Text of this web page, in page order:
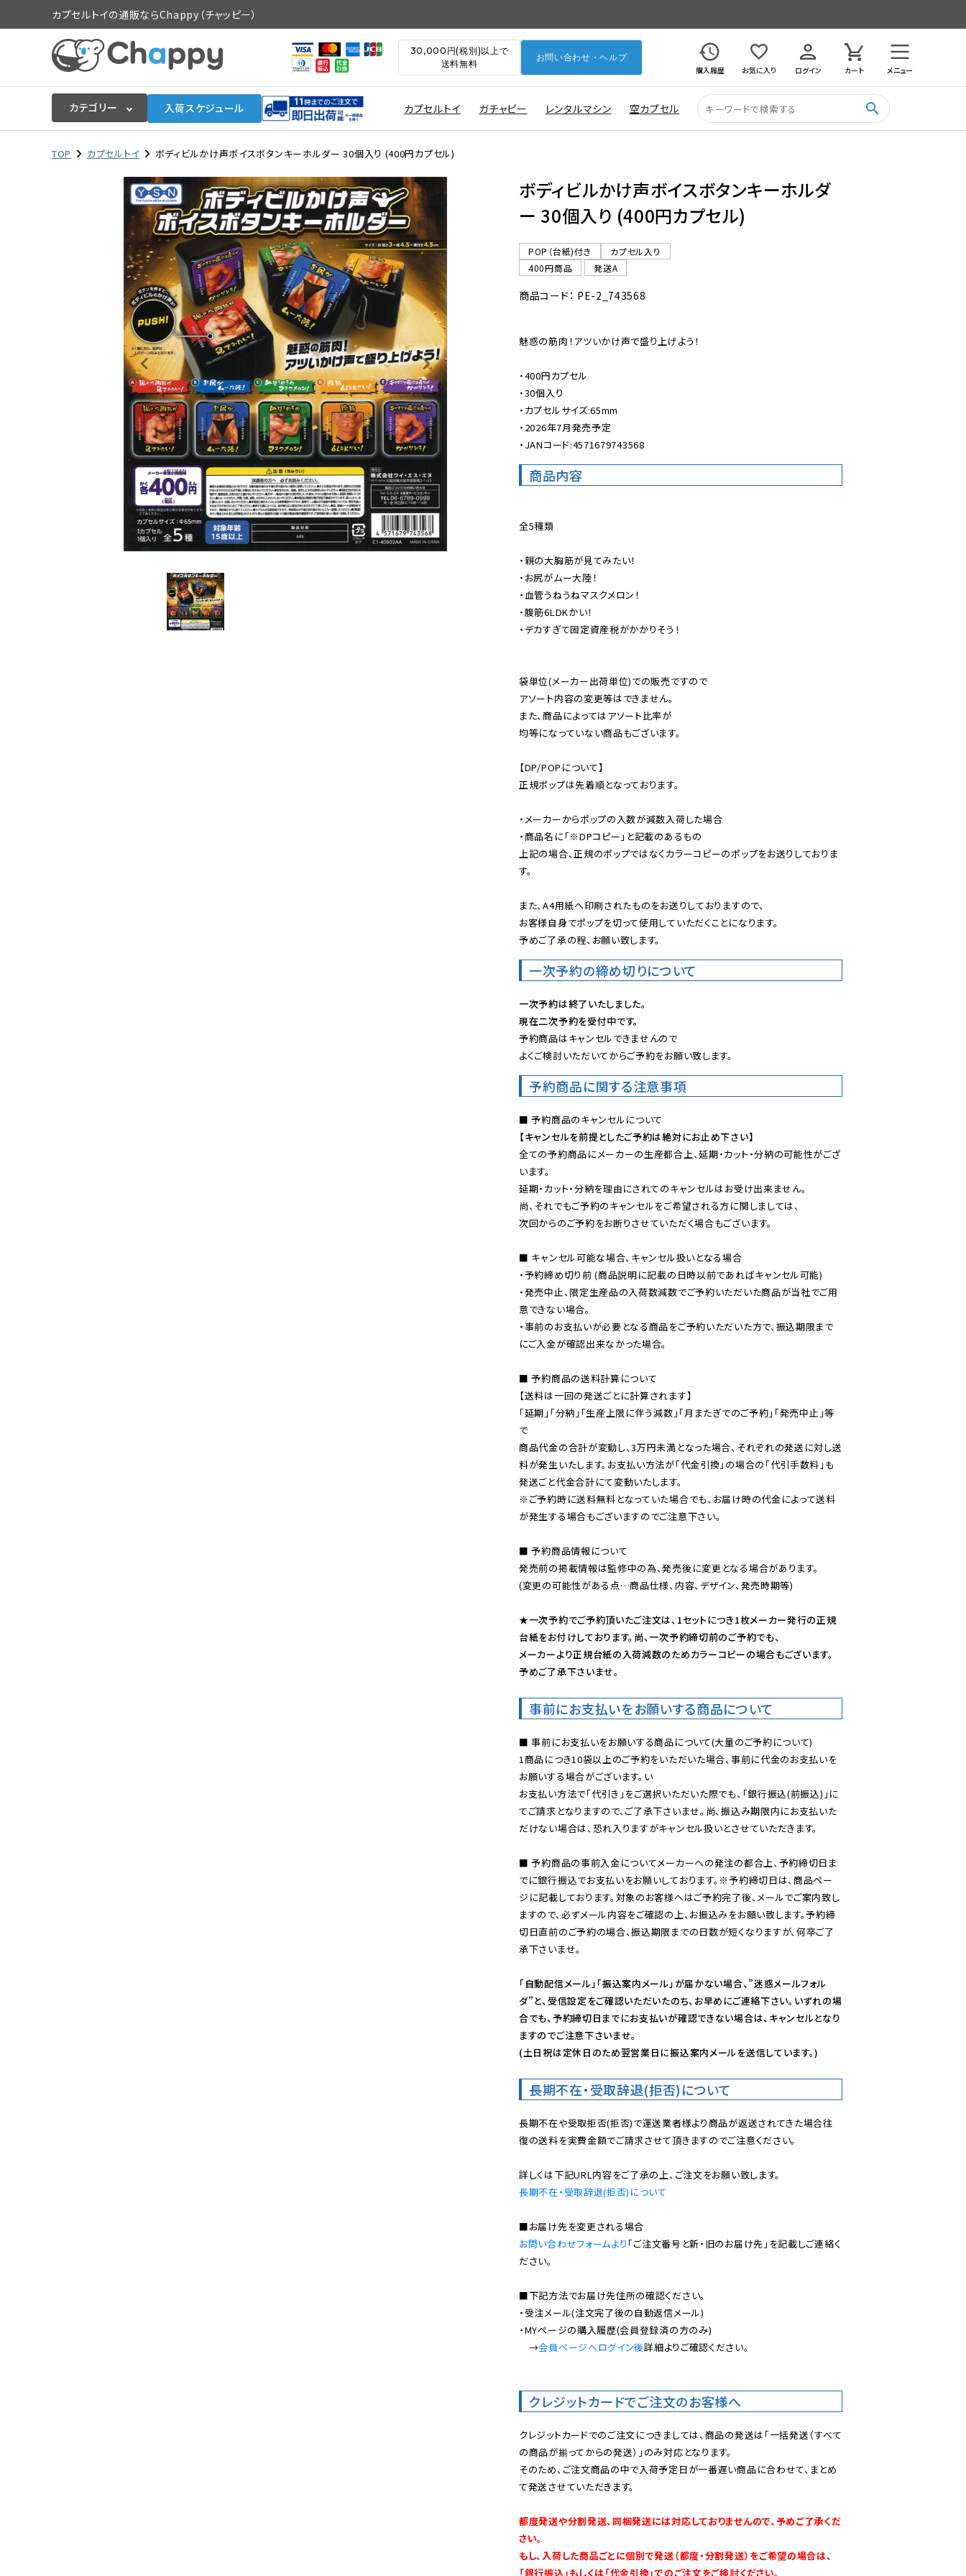
カプセルトイの通販ならChappy（チャッピー）
30,000円(税別)以上で
送料無料
お問い合わせ・ヘルプ
購入履歴
お気に入り ログイン カート メニュー
カテゴリー 入荷スケジュール カプセルトイ ガチャピー レンタルマシン 空カプセル search
ログイン 会員登録
入荷スケジュールをチェック
カプセルトイマシン本体
販促用空カプセル
販促用カプセルトイ
よくあるご質問
ご利用ガイド
06-6282-7659
TOP カプセルトイ ボディビルかけ声ボイスボタンキーホルダー 30個入り (400円カプセル)
ボディビルかけ声ボイスボタンキーホルダ
ー 30個入り (400円カプセル)
POP（台紙)付き
カプセル入り
400円商品
発送A
商品コード： PE-2_743568
魅惑の筋肉！アツいかけ声で盛り上げよう！
・400円カプセル
・30個入り
・カプセルサイズ:65mm
・2026年7月発売予定
・JANコード:4571679743568
商品内容
全5種類
・親の大胸筋が見てみたい！
・お尻がムー大陸！
・血管うねうねマスクメロン！
・腹筋6LDKかい！
・デカすぎて固定資産税がかかりそう！
袋単位(メーカー出荷単位)での販売ですので
アソート内容の変更等はできません。
また、商品によってはアソート比率が
均等になっていない商品もございます。
【DP/POPについて】
正規ポップは先着順となっております。
・メーカーからポップの入数が減数入荷した場合
・商品名に「※DPコピー」と記載のあるもの
上記の場合、正規のポップではなくカラーコピーのポップをお送りしておりま
す。
また、A4用紙へ印刷されたものをお送りしておりますので、
お客様自身でポップを切って使用していただくことになります。
予めご了承の程、お願い致します。
一次予約の締め切りについて
一次予約は終了いたしました。
現在二次予約を受付中です。
予約商品はキャンセルできませんので
よくご検討いただいてからご予約をお願い致します。
予約商品に関する注意事項
【キャンセルを前提としたご予約は絶対にお止め下さい】
全ての予約商品にメーカーの生産都合上、延期・カット・分納の可能性がござ
います。
延期・カット・分納を理由にされてのキャンセルはお受け出来ません。
尚、それでもご予約のキャンセルをご希望される方に関しましては、
次回からのご予約をお断りさせていただく場合もございます。
■ キャンセル可能な場合、キャンセル扱いとなる場合
・予約締め切り前 (商品説明に記載の日時以前であればキャンセル可能)
・発売中止、限定生産品の入荷数減数でご予約いただいた商品が当社でご用
意できない場合。
・事前のお支払いが必要となる商品をご予約いただいた方で、振込期限まで
にご入金が確認出来なかった場合。
■ 予約商品の送料計算について
【送料は一回の発送ごとに計算されます】
「延期」「分納」「生産上限に伴う減数」「月またぎでのご予約」「発売中止」等
で
商品代金の合計が変動し、3万円未満となった場合、それぞれの発送に対し送
料が発生いたします。お支払い方法が「代金引換」の場合の「代引手数料」も
※ご予約時に送料無料となっていた場合でも、お届け時の代金によって送料
が発生する場合もございますのでご注意下さい。
■ 予約商品情報について
発売前の掲載情報は監修中の為、発売後に変更となる場合があります。
(変更の可能性がある点…商品仕様、内容、デザイン、発売時期等)
★一次予約でご予約頂いたご注文は、1セットにつき1枚メーカー発行の正規
台紙をお付けしております。尚、一次予約締切前のご予約でも、
メーカーより正規台紙の入荷減数のためカラーコピーの場合もございます。
予めご了承下さいませ。
事前にお支払いをお願いする商品について
■ 事前にお支払いをお願いする商品について(大量のご予約について)
1商品につき10袋以上のご予約をいただいた場合、事前に代金のお支払いを
お願いする場合がございます。い
お支払い方法で「代引き」をご選択いただいた際でも、「銀行振込(前振込)」に
てご請求となりますので、ご了承下さいませ。尚、振込み期限内にお支払いた
だけない場合は、恐れ入りますがキャンセル扱いとさせていただきます。
■ 予約商品の事前入金についてメーカーへの発注の都合上、予約締切日ま
でに銀行振込でお支払いをお願いしております。※予約締切日は、商品ペー
ジに記載しております。対象のお客様へはご予約完了後、メールでご案内致し
ますので、必ずメール内容をご確認の上、お振込みをお願い致します。予約締
切日直前のご予約の場合、振込期限までの日数が短くなりますが、何卒ご了
承下さいませ。
「自動配信メール」「振込案内メール」が届かない場合、”迷惑メールフォル
ダ”と、受信設定をご確認いただいたのち、お早めにご連絡下さい。いずれの場
合でも、予約締切日までにお支払いが確認できない場合は、キャンセルとなり
ますのでご注意下さいませ。
(土日祝は定休日のため翌営業日に振込案内メールを送信しています。)
長期不在・受取辞退(拒否)について
長期不在や受取拒否(拒否)で運送業者様より商品が返送されてきた場合往
復の送料を実費金額でご請求させて頂きますのでご注意ください。
長期不在・受取辞退(拒否)について
お問い合わせフォームより 「ご注文番号と新・旧のお届け先」を記載しご連絡く
ださい。
■下記方法でお届け先住所の確認ください。
・受注メール(注文完了後の自動返信メール)
・MYページの購入履歴(会員登録済の方のみ)
→会員ページへログイン後詳細よりご確認ください。
クレジットカードでご注文のお客様へ
クレジットカードでのご注文につきましては、商品の発送は「一括発送（すべて
の商品が揃ってからの発送）」のみ対応となります。
そのため、ご注文商品の中で入荷予定日が一番遅い商品に合わせて、まとめ
て発送させていただきます。
都度発送や分割発送、同梱発送には対応しておりませんので、予めご了承くだ
さい。
もし、入荷した商品ごとに個別で発送（都度・分割発送）をご希望の場合は、
「銀行振込」もしくは「代金引換」でのご注文をご検討ください。